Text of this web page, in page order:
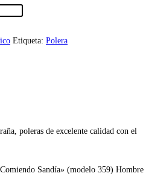
Etiqueta: Polera
poleras de excelente calidad con el
Sandía» (modelo 359) Hombre